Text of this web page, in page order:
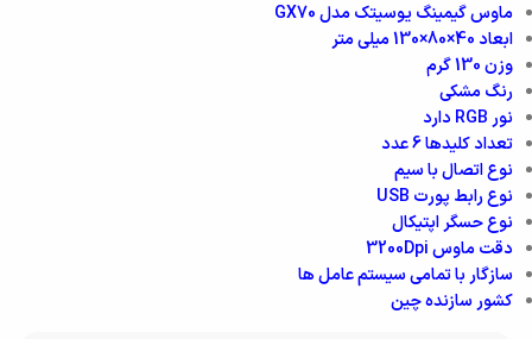
ماوس گیمینگ یوسیتک مدل GX70
ابعاد40×80×130 میلی متر
وزن130 گرم
رنگمشکی
نور RGB
دارد
تعداد کلیدها6 عدد
نوع اتصالبا سیم
نوع رابط پورت USB
نوع حسگر اپتیکال
دقت ماوس3200Dpi
سازگار باتمامی سیستم عامل ها
کشور سازندهچین